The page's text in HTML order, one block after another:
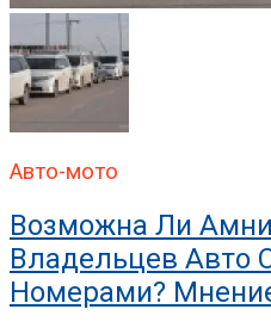
Авто-мото
Возможна Ли
Владельцев Авто
Номерами?